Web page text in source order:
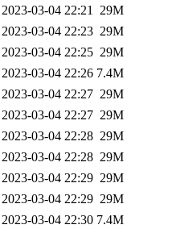
2023-03-04 22:21 29M
2023-03-04 22:23 29M
2023-03-04 22:25 29M
2023-03-04 22:26 7.4M
2023-03-04 22:27 29M
2023-03-04 22:27 29M
2023-03-04 22:28 29M
2023-03-04 22:28 29M
2023-03-04 22:29 29M
2023-03-04 22:29 29M
2023-03-04 22:30 7.4M